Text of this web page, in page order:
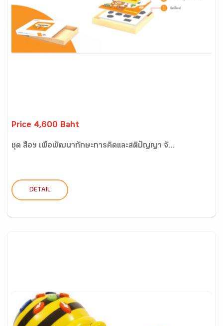
Price 4,600 Baht
ชุด สื่อฯ เพื่อพัฒนาทักษะการคิดและสติปัญญา จั...
DETAIL